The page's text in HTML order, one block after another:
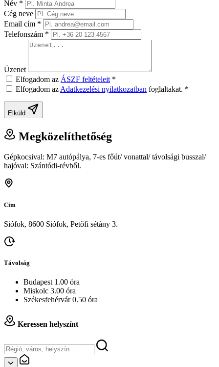
Név *
Cég neve
Email cím *
Telefonszám *
Üzenet
Elfogadom az ÁSZF feltételeit *
Elfogadom az Adatkezelési nyilatkozatban foglaltakat. *
Elküld
Megközelíthetőség
Gépkocsival: M7 autópálya, 7-es főút/ vonattal/ távolsági busszal/
hajóval: Szántódi-révből.
Cím
Siófok, 8600 Siófok, Petőfi sétány 3.
Távolság
Budapest 1.00 óra
Miskolc 3.00 óra
Székesfehérvár 0.50 óra
Keressen helyszínt